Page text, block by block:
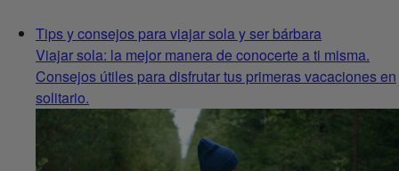
Tips y consejos para viajar sola y ser bárbara
Viajar sola: la mejor manera de conocerte a ti misma.
Consejos útiles para disfrutar tus primeras vacaciones en
solitario.